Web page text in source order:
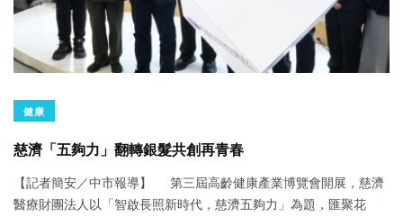
健康
慈濟「五夠力」翻轉銀髮共創再青春
【記者簡安／中市報導】 第三屆高齡健康產業博覽會開展，慈濟
醫療財團法人以「智啟長照新時代，慈濟五夠力」為題，匯聚花